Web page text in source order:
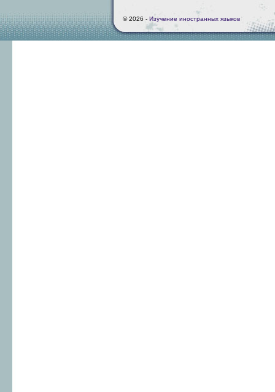
© 2026 - Изучение иностранных языков